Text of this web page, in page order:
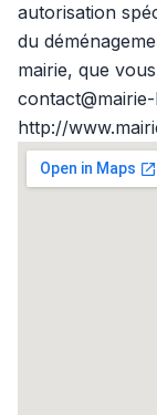
autorisation
du
mairie, que
http://